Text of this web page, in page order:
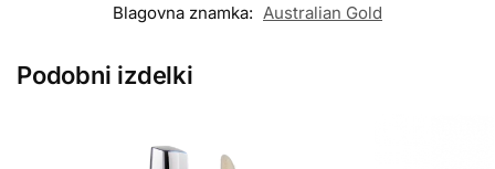
Blagovna znamka: Australian Gold
Podobni izdelki